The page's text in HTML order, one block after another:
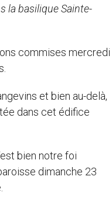
la basilique Sainte-
commises mercredi
et bien au-delà,
dans cet édifice
bien notre foi
dimanche 23